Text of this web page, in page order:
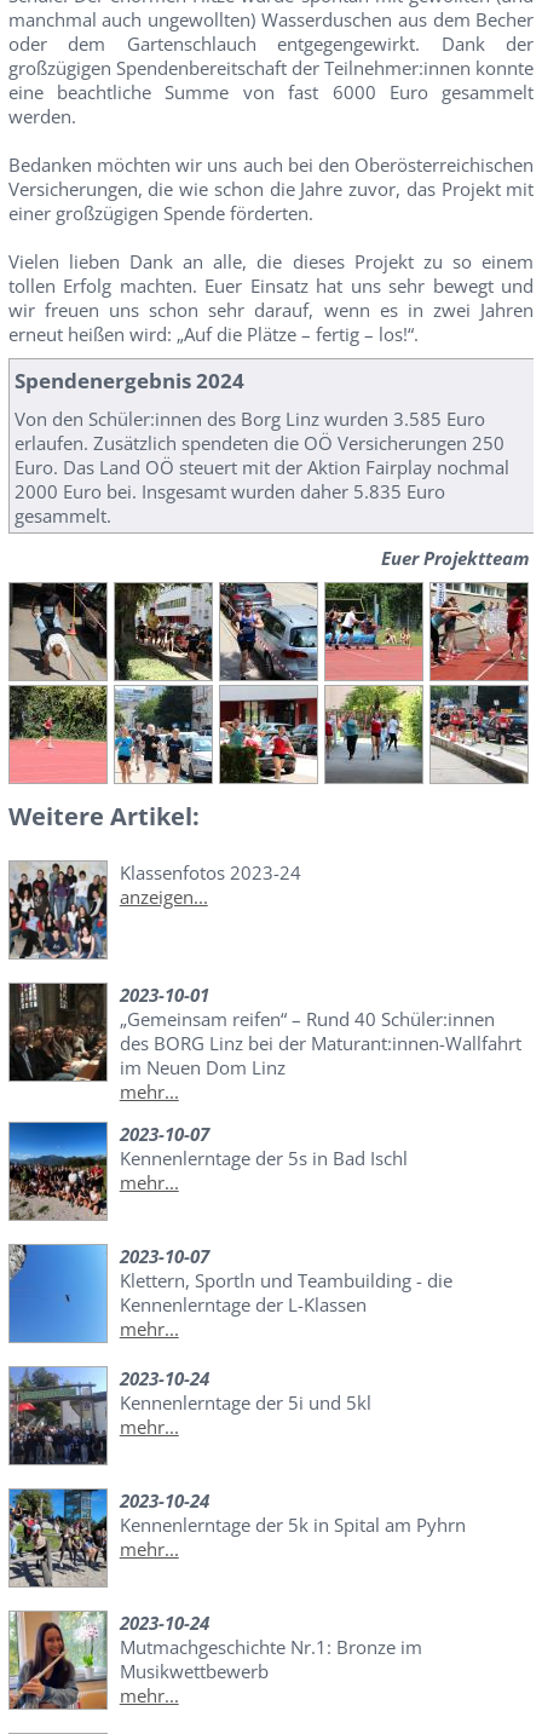
manchmal auch ungewollten) Wasserduschen aus dem Becher
oder dem Gartenschlauch entgegengewirkt. Dank der
großzügigen Spendenbereitschaft der Teilnehmer:innen konnte
eine beachtliche Summe von fast 6000 Euro gesammelt
werden.
Bedanken möchten wir uns auch bei den Oberösterreichischen
Versicherungen, die wie schon die Jahre zuvor, das Projekt mit
einer großzügigen Spende förderten.
Vielen lieben Dank an alle, die dieses Projekt zu so einem
tollen Erfolg machten. Euer Einsatz hat uns sehr bewegt und
wir freuen uns schon sehr darauf, wenn es in zwei Jahren
erneut heißen wird: „Auf die Plätze – fertig – los!“.
Spendenergebnis 2024
Von den Schüler:innen des Borg Linz wurden 3.585 Euro
erlaufen. Zusätzlich spendeten die OÖ Versicherungen 250
Euro. Das Land OÖ steuert mit der Aktion Fairplay nochmal
2000 Euro bei. Insgesamt wurden daher 5.835 Euro
gesammelt.
Euer Projektteam
Weitere Artikel:
Klassenfotos 2023-24
anzeigen...
2023-10-01
„Gemeinsam reifen“ – Rund 40 Schüler:innen
des BORG Linz bei der Maturant:innen-Wallfahrt
im Neuen Dom Linz
mehr...
2023-10-07
Kennenlerntage der 5s in Bad Ischl
mehr...
2023-10-07
Klettern, Sportln und Teambuilding - die
Kennenlerntage der L-Klassen
mehr...
2023-10-24
Kennenlerntage der 5i und 5kl
mehr...
2023-10-24
Kennenlerntage der 5k in Spital am Pyhrn
mehr...
2023-10-24
Mutmachgeschichte Nr.1: Bronze im
Musikwettbewerb
mehr...